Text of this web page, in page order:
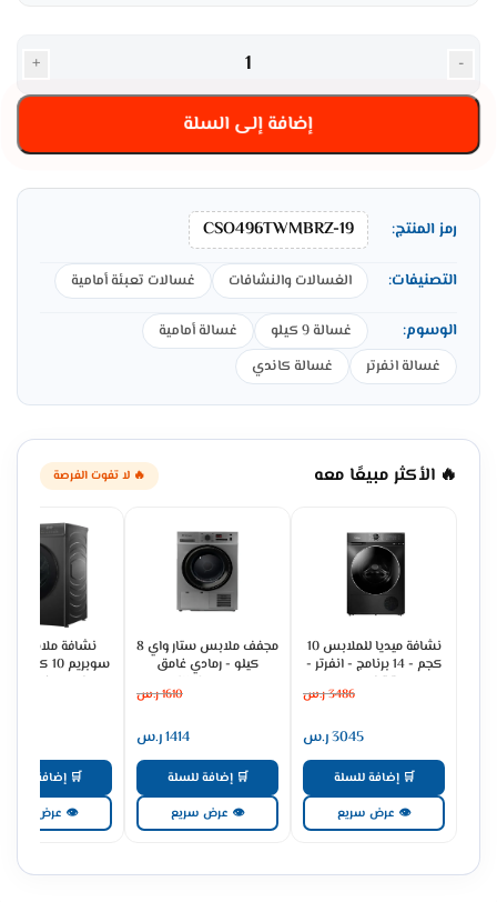
-
+
إضافة إلى السلة
رمز المنتج: CSO496TWMBRZ-19
التصنيفات: الغسالات والنشافات غسالات تعبئة أمامية
الوسوم: غسالة 9 كيلو
غسالة أمامية
غسالة انفرتر
غسالة كاندي
🔥 الأكثر مبيعًا معه 🔥 لا تفوت الفرصة
نشافة ميديا للملابس 10
كجم - 14 برنامج - انفرتر -
تيتانيوم
MD200H100WDB/T-SA
3486ر.س
3045ر.س
🛒 إضافة للسلة
👁 عرض سريع
مجفف ملابس ستار واي 8
كيلو - رمادي غامق
SW8DRHP
1610ر.س
1414ر.س
🛒 إضافة للسلة
👁 عرض سريع
نشافة ملابس
برنامج - فضى
🛒 إضافة للسلة
👁 عرض سريع